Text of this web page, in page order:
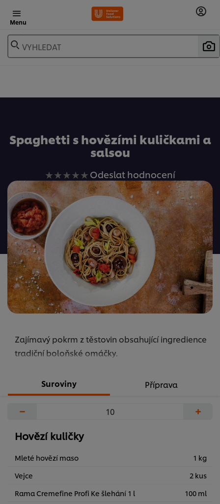
Menu
VYHLEDAT
Spaghetti s hovězími kuličkami a
salsou
Pro
tuto
recipe
nebyla
odeslána
žádná
hodnocení
Odeslat hodnocení
Zajímavý pokrm z těstovin obsahující ingredience
tradiční boloňské omáčky.
Suroviny Příprava
− +
Hovězí kuličky
Mleté hovězí maso
1 kg
Vejce
2 kus
Rama Cremefine Profi Ke šlehání 1 l
100 ml